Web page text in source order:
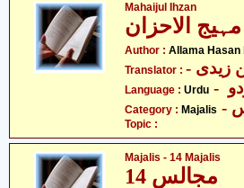
Mahaijul Ihzan
مہیج الاحزان
Author : Allama Hasan
Translator :
Language : Urdu
Category : Majalis
Topic :
Majalis - 14 Majalis
14 مجالس